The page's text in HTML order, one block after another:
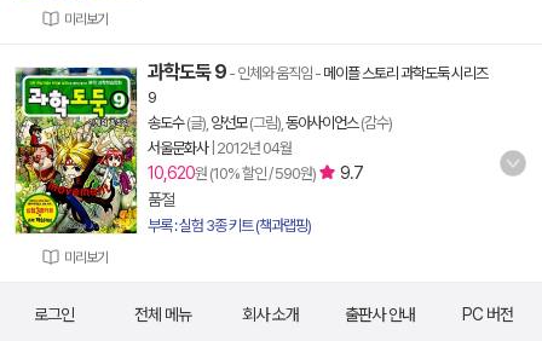
미리보기
미리보기
과학도둑 9 - 인체와 움직임 - 메이플 스토리 과학도둑 시리즈
9
송도수(글), 양선모(그림), 동아사이언스(감수)
서울문화사| 2012년 04월
10,620원 (10% 할인 / 590원)
9.7
품절
부록 : 실험 3종 키트 (책과랩핑)
로그인 전체 메뉴 회사 소개 출판사 안내 PC 버전